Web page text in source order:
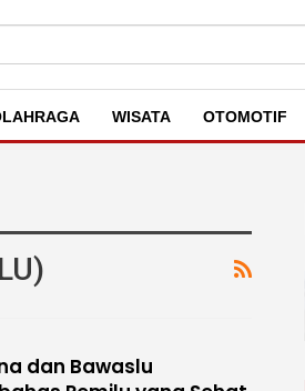
WISATA OTOMOTIF
dan Bawaslu